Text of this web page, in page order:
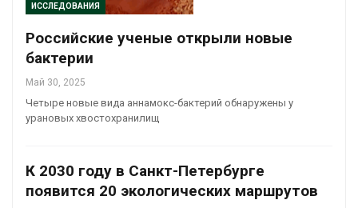
ИССЛЕДОВАНИЯ
Российские ученые открыли новые
бактерии
Май 30, 2025
Четыре новые вида аннамокс-бактерий обнаружены у
урановых хвостохранилищ
К 2030 году в Санкт-Петербурге
появится 20 экологических маршрутов